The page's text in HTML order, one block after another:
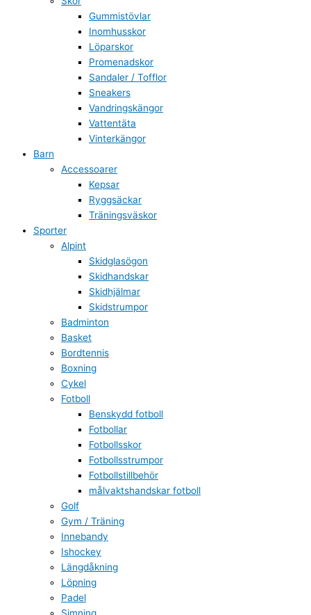
Gummistövlar
Inomhusskor
Löparskor
Promenadskor
Sandaler / Tofflor
Sneakers
Vandringskängor
Vattentäta
Vinterkängor
Barn
Accessoarer
Kepsar
Ryggsäckar
Träningsväskor
Sporter
Alpint
Skidglasögon
Skidhandskar
Skidhjälmar
Skidstrumpor
Badminton
Basket
Bordtennis
Boxning
Cykel
Fotboll
Benskydd fotboll
Fotbollar
Fotbollsskor
Fotbollsstrumpor
Fotbollstillbehör
målvaktshandskar fotboll
Golf
Gym / Träning
Innebandy
Ishockey
Längdåkning
Löpning
Padel